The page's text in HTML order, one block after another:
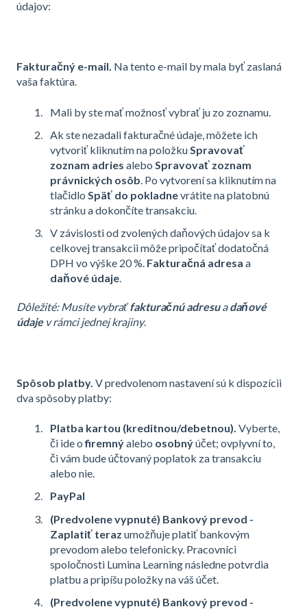
údajov:
Fakturačný e-mail. Na tento e-mail by mala byť zaslaná
vaša faktúra.
Mali by ste mať možnosť vybrať ju zo zoznamu.
Ak ste nezadali fakturačné údaje, môžete ich
vytvoriť kliknutím na položkuSpravovať
zoznam adries alebo Spravovať zoznam
právnických osôb. Po vytvorení sa kliknutím na
tlačidlo Späť do pokladnevrátite na platobnú
stránku a dokončíte transakciu.
V závislosti od zvolených daňových údajov sa k
celkovej transakcii môže pripočítať dodatočná
DPH vo výške 20 %. Fakturačná adresa a
daňové údaje.
Dôležité: Musíte vybraťfakturačnú adresuadaňové
údajev rámci jednej krajiny.
Spôsob platby. V predvolenom nastavení sú k dispozícii
dva spôsoby platby:
Platba kartou (kreditnou/debetnou). Vyberte,
či ide ofiremnýalebo osobnýúčet; ovplyvní to,
či vám bude účtovaný poplatok za transakciu
alebo nie.
PayPal
(Predvolene vypnuté) Bankový prevod -
Zaplatiť teraz umožňuje platiť bankovým
prevodom alebo telefonicky. Pracovníci
spoločnosti Lumina Learning následne potvrdia
platbu a pripíšu položky na váš účet.
(Predvolene vypnuté) Bankový prevod -